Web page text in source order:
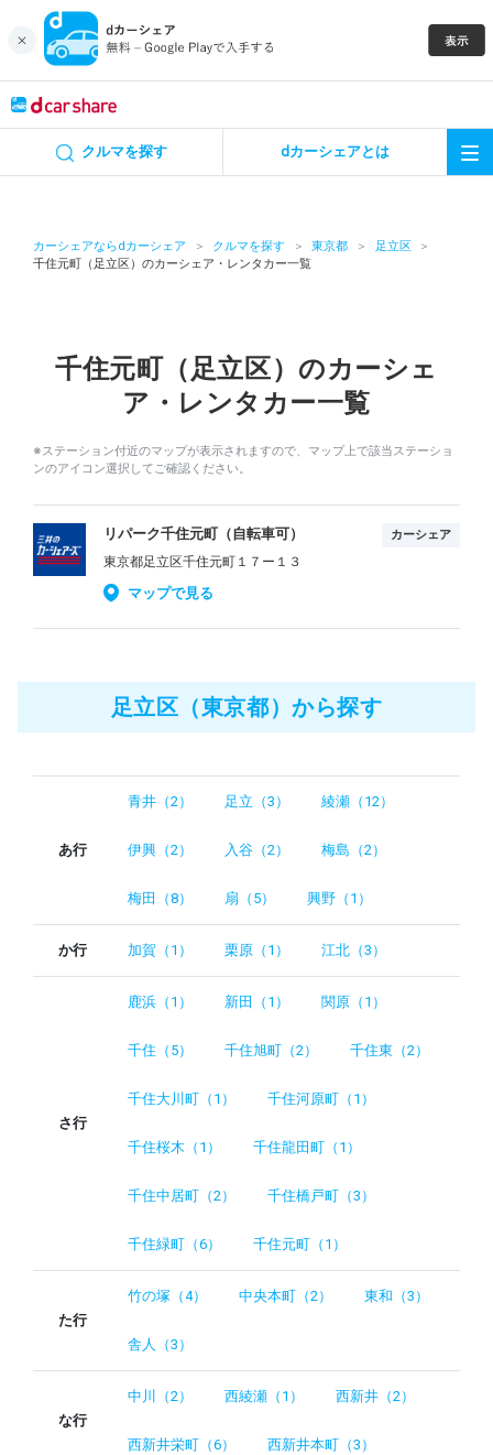
クルマを探す dカーシェアとは
カーシェアならdカーシェア クルマを探す 東京都
足立区
千住元町（足立区）のカーシェア・レンタカー一覧
千住元町（足立区）のカーシェ
ア・レンタカー一覧
※ステーション付近のマップが表示されますので、マップ上で該当ステーショ
ンのアイコン選択してご確認ください。
リパーク千住元町（自転車可） カーシェア
東京都足立区千住元町１７ー１３
マップで見る
足立区（東京都）から探す
あ行
青井（2） 足立（3） 綾瀬（12）
伊興（2） 入谷（2） 梅島（2）
梅田（8） 扇（5） 興野（1）
か行 加賀（1） 栗原（1） 江北（3）
さ行
鹿浜（1） 新田（1） 関原（1）
千住（5） 千住旭町（2） 千住東（2）
千住大川町（1） 千住河原町（1）
千住桜木（1） 千住龍田町（1）
千住中居町（2） 千住橋戸町（3）
千住緑町（6） 千住元町（1）
た行
竹の塚（4） 中央本町（2） 東和（3）
舎人（3）
な行
中川（2） 西綾瀬（1） 西新井（2）
西新井栄町（6） 西新井本町（3）
カーシェア
特集
アプリの使い方